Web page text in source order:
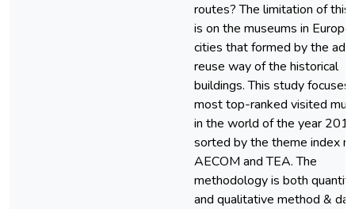
routes? The limitation of this
is on the museums in
cities that formed by the
reuse way of the historical
buildings. This study focuses
most top-ranked visited
in the world of the year
sorted by the theme index
AECOM and TEA. The
methodology is both
and qualitative method &